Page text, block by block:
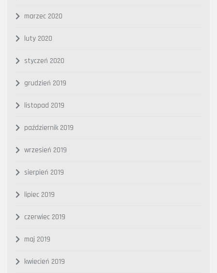
marzec 2020
luty 2020
styczeń 2020
grudzień 2019
listopad 2019
październik 2019
wrzesień 2019
sierpień 2019
lipiec 2019
czerwiec 2019
maj 2019
kwiecień 2019